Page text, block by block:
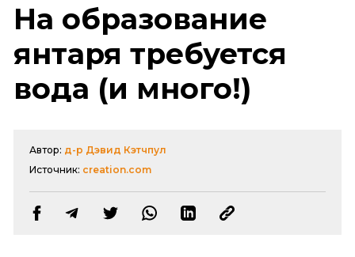
На образование
янтаря требуется
вода (и много!)
Автор: д-р Дэвид Кэтчпул
Источник: creation.com